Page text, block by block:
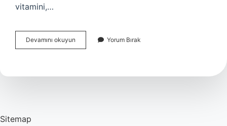
vitamini,…
Devamını okuyun Bakliyat
Cesitleri
Yorum Bırak
Sitemap